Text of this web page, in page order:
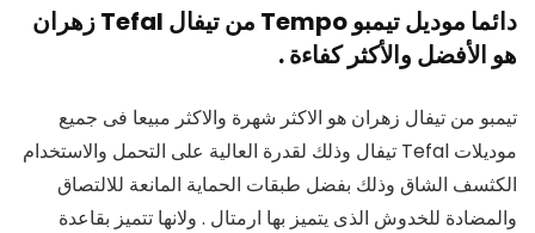
دائما موديل تيمبو Tempo من تيفال Tefal زهران
هو الأفضل والأكثر كفاءة .
تيمبو من تيفال زهران هو الاكثر شهرة والاكثر مبيعا فى جميع
موديلات Tefal تيفال وذلك لقدرة العالية على التحمل والاستخدام
الكثسف الشاق وذلك بفضل طبقات الحماية المانعة للالتصاق
والمضادة للخدوش الذى يتميز بها ارمتال . ولانها تتميز بقاعدة